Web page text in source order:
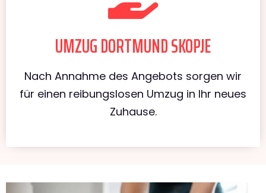
UMZUG DORTMUND SKOPJE
Nach Annahme des Angebots sorgen wir
für einen reibungslosen Umzug in Ihr neues
Zuhause.